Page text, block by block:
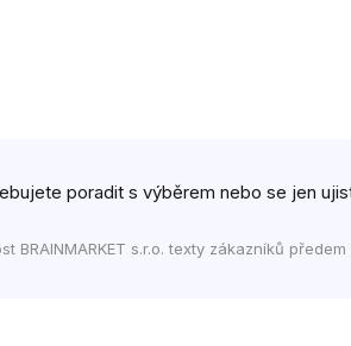
poradit s výběrem nebo se jen
s.r.o. texty zákazníků